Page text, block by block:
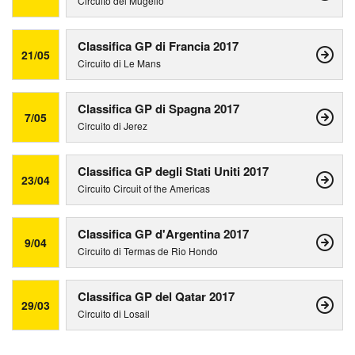
21/05 Classifica GP di Francia 2017
Circuito di Le Mans
7/05 Classifica GP di Spagna 2017
Circuito di Jerez
23/04 Classifica GP degli Stati Uniti 2017
Circuito Circuit of the Americas
9/04 Classifica GP d'Argentina 2017
Circuito di Termas de Rio Hondo
29/03 Classifica GP del Qatar 2017
Circuito di Losail